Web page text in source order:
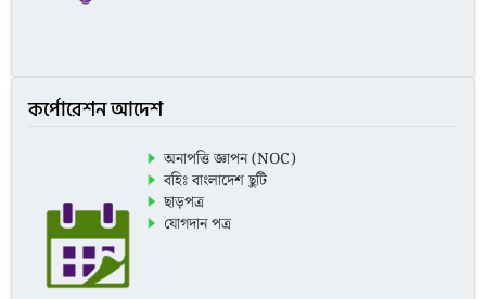
কর্পোরেশন আদেশ
অনাপত্তি জ্ঞাপন (NOC)
বহিঃ বাংলাদেশ ছুটি
ছাড়পত্র
যোগদান পত্র